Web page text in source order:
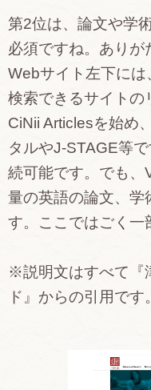
第2位は、論文や学
必須ですね。あり
Webサイト左下に
検索できるサイトの
CiNii Articlesを始め
タルやJ-STAGE等
続可能です。でも、
量の英語の論文、学
す。ここではごく一
※説明文はすべて『
ド』からの引用です。